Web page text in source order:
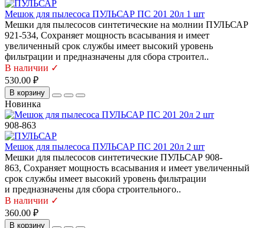
Мешок для пылесоса ПУЛЬСАР ПС 201 20л 1 шт
Мешки для пылесосов синтетические на молнии ПУЛЬСАР
921-534, Сохраняет мощность всасывания и имеет
увеличенный срок службы имеет высокий уровень
фильтрации и предназначены для сбора строител..
В наличии ✓
530.00 ₽
В корзину
Новинка
908-863
Мешок для пылесоса ПУЛЬСАР ПС 201 20л 2 шт
Мешки для пылесосов синтетические ПУЛЬСАР 908-
863, Сохраняет мощность всасывания и имеет увеличенный
срок службы имеет высокий уровень фильтрации
и предназначены для сбора строительного..
В наличии ✓
360.00 ₽
В корзину